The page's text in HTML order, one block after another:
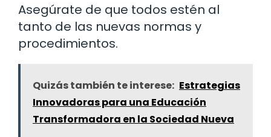
Asegúrate de que todos estén al
tanto de las nuevas normas y
procedimientos.
Quizás también te interese: Estrategias
Innovadoras para una Educación
Transformadora en la Sociedad Nueva